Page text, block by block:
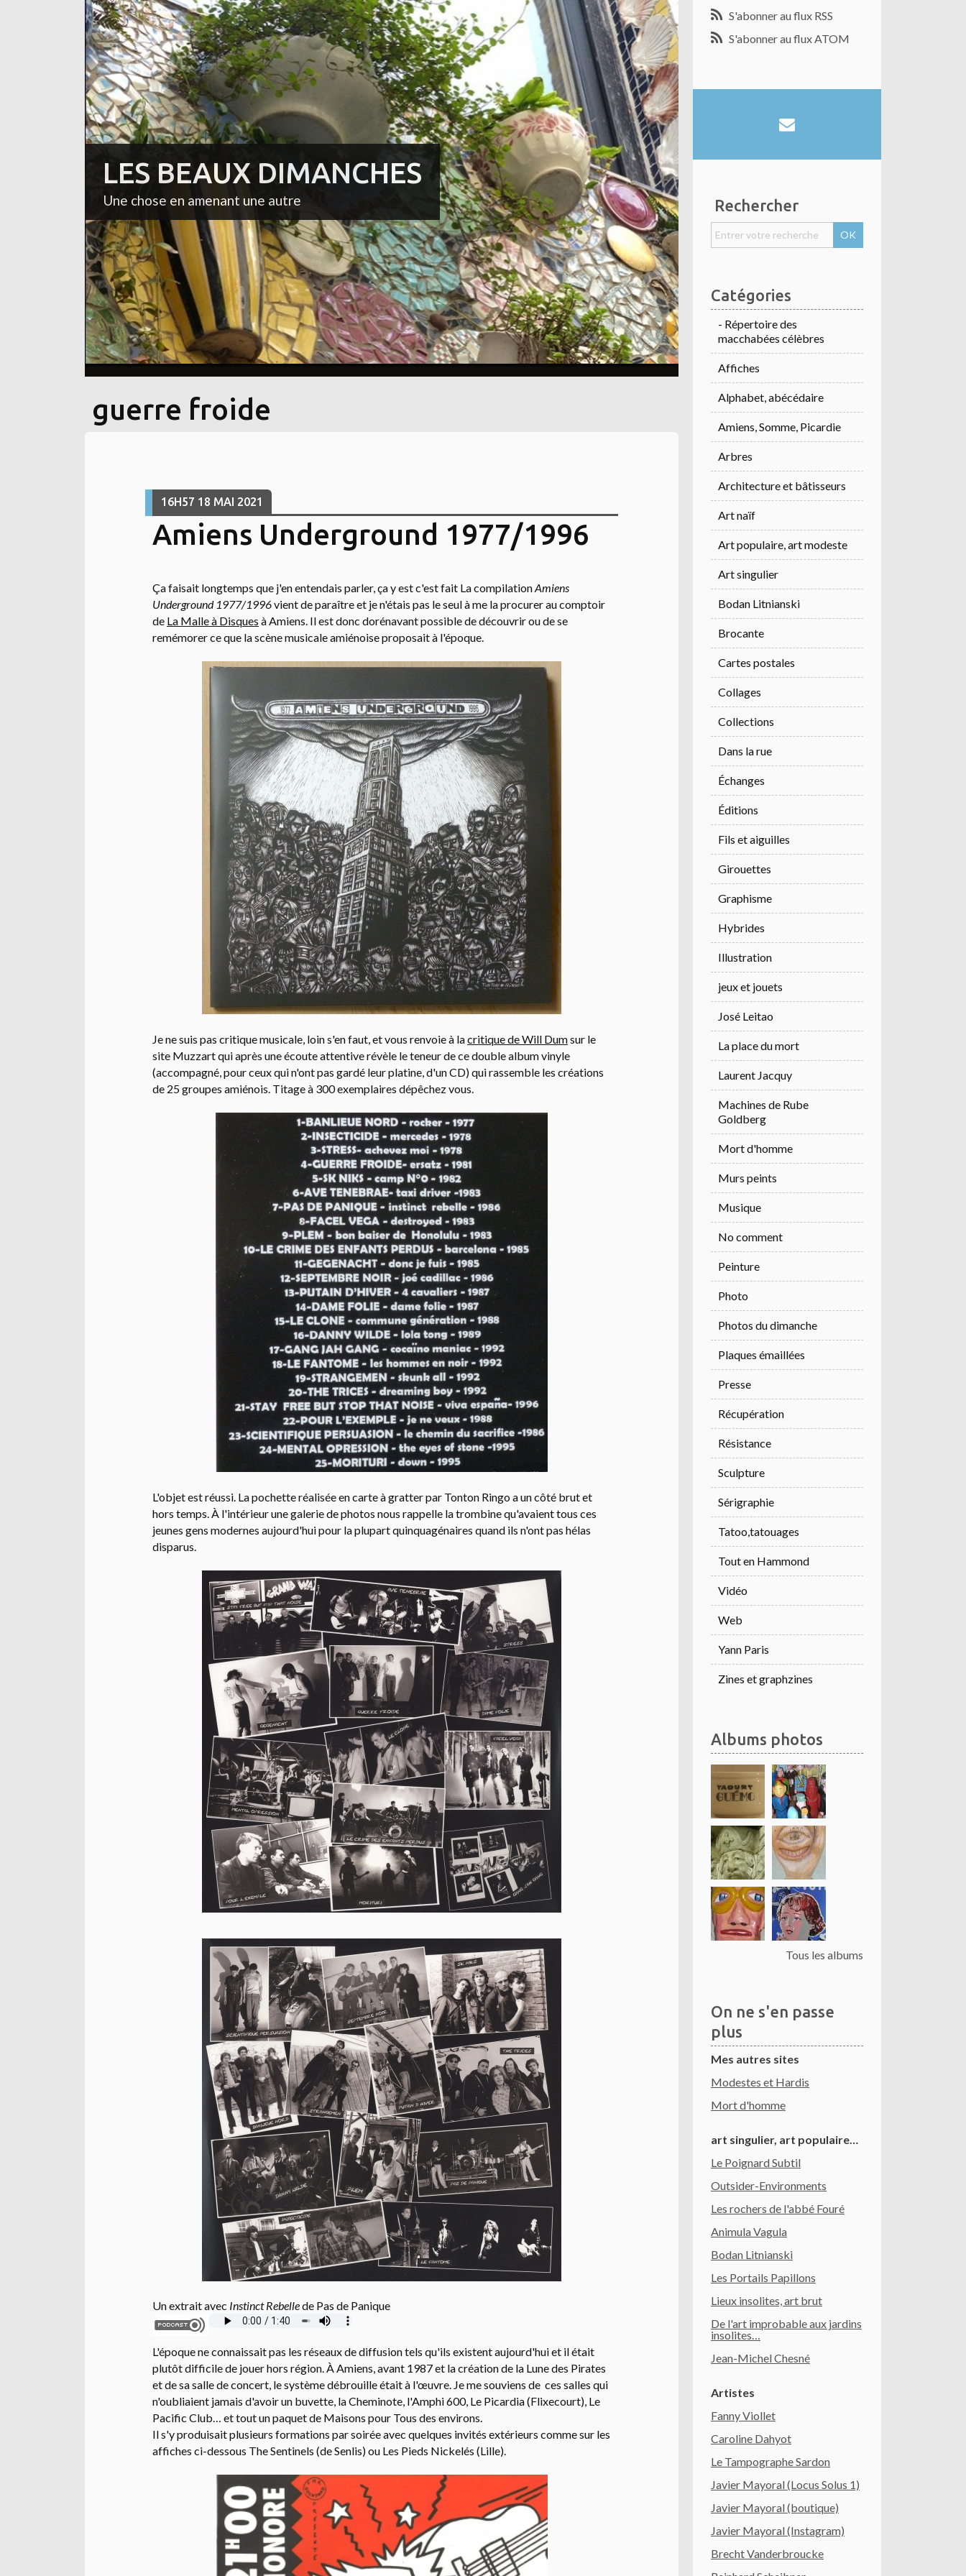
LES BEAUX DIMANCHES
Une chose en amenant une autre
guerre froide
16H57 18 MAI 2021
Amiens Underground 1977/1996
Ça faisait longtemps que j'en entendais parler, ça y est c'est fait La compilationAmiens
Underground 1977/1996vient de paraître et je n'étais pas le seul à me la procurer au comptoir
de La Malle à Disques à Amiens. Il est donc dorénavant possible de découvrir ou de se
remémorer ce que la scène musicale amiénoise proposait à l'époque.
Je ne suis pas critique musicale, loin s'en faut, et vous renvoie à lacritique de Will Dumsur le
site Muzzart qui après une écoute attentive révèle le teneur de ce double album vinyle
(accompagné, pour ceux qui n'ont pas gardé leur platine, d'un CD) qui rassemble les créations
de 25 groupes amiénois. Titage à 300 exemplaires dépêchez vous.
L'objet est réussi. La pochette réalisée en carte à gratter par Tonton Ringo a un côté brut et
hors temps. À l'intérieur une galerie de photos nous rappelle la trombine qu'avaient tous ces
jeunes gens modernes aujourd'hui pour la plupart quinquagénaires quand ils n'ont pas hélas
disparus.
Un extrait avec Instinct Rebellede Pas de Panique
L'époque ne connaissait pas les réseaux de diffusion tels qu'ils existent aujourd'hui et il était
plutôt difficile de jouer hors région. À Amiens, avant 1987 et la création de la Lune des Pirates
et de sa salle de concert, le système débrouille était à l'œuvre. Je me souviens de ces salles qui
n'oubliaient jamais d'avoir un buvette, la Cheminote, l'Amphi 600, Le Picardia (Flixecourt), Le
Pacific Club… et tout un paquet de Maisons pour Tous des environs.
Il s'y produisait plusieurs formations par soirée avec quelques invités extérieurs comme sur les
affiches ci-dessous The Sentinels (de Senlis) ou Les Pieds Nickelés (Lille).
S'abonner au flux RSS
S'abonner au flux ATOM
Rechercher
Catégories
- Répertoire des
macchabées célèbres
Affiches
Alphabet, abécédaire
Amiens, Somme, Picardie
Arbres
Architecture et bâtisseurs
Art naïf
Art populaire, art modeste
Art singulier
Bodan Litnianski
Brocante
Cartes postales
Collages
Collections
Dans la rue
Échanges
Éditions
Fils et aiguilles
Girouettes
Graphisme
Hybrides
Illustration
jeux et jouets
José Leitao
La place du mort
Laurent Jacquy
Machines de Rube
Goldberg
Mort d'homme
Murs peints
Musique
No comment
Peinture
Photo
Photos du dimanche
Plaques émaillées
Presse
Récupération
Résistance
Sculpture
Sérigraphie
Tatoo,tatouages
Tout en Hammond
Vidéo
Web
Yann Paris
Zines et graphzines
Albums photos
Tous les albums
On ne s'en passe
plus
Mes autres sites
Modestes et Hardis
Mort d'homme
art singulier, art populaire…
Le Poignard Subtil
Outsider-Environments
Les rochers de l'abbé Fouré
Animula Vagula
Bodan Litnianski
Les Portails Papillons
Lieux insolites, art brut
De l'art improbable aux jardins
insolites…
Jean-Michel Chesné
Artistes
Fanny Viollet
Caroline Dahyot
Le Tampographe Sardon
Javier Mayoral (Locus Solus 1)
Javier Mayoral (boutique)
Javier Mayoral (Instagram)
Brecht Vanderbroucke